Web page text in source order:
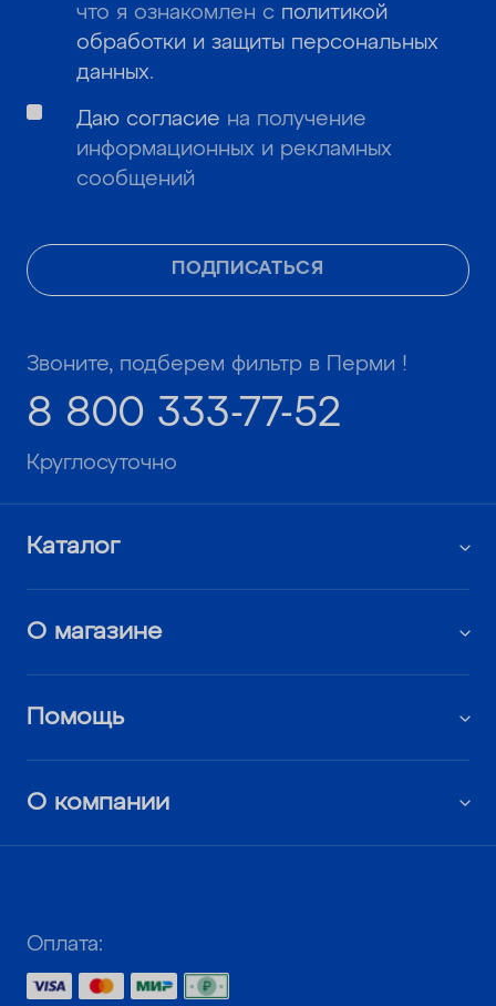
ПОДПИСАТЬСЯ
что я ознакомлен с политикой
обработки и защиты персональных
данных.
Даю согласие на получение
информационных и рекламных
сообщений
Звоните, подберем фильтр в Перми !
8 800 333-77-52
Круглосуточно
Каталог
О магазине
Помощь
О компании
Оплата: